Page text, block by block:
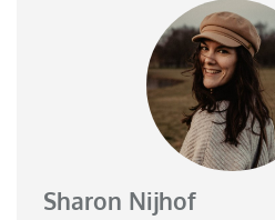
Sharon Nijhof